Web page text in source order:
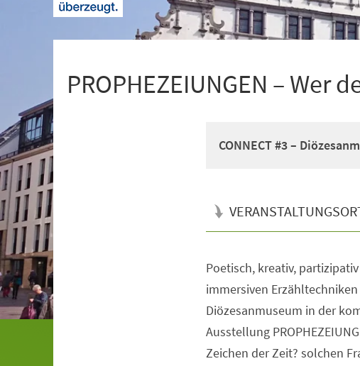
PROPHEZEIUNGEN – Wer
CONNECT #3 –
Poetisch, kreativ,
immersiven
Diözesanmuseum in der
Ausstellung
Zeichen der Zeit? solchen